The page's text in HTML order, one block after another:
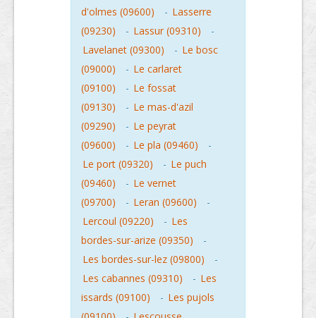
d'olmes (09600)
- Lasserre
(09230)
- Lassur (09310)
-
Lavelanet (09300)
- Le bosc
(09000)
- Le carlaret
(09100)
- Le fossat
(09130)
- Le mas-d'azil
(09290)
- Le peyrat
(09600)
- Le pla (09460)
-
Le port (09320)
- Le puch
(09460)
- Le vernet
(09700)
- Leran (09600)
-
Lercoul (09220)
- Les
bordes-sur-arize (09350)
-
Les bordes-sur-lez (09800)
-
Les cabannes (09310)
- Les
issards (09100)
- Les pujols